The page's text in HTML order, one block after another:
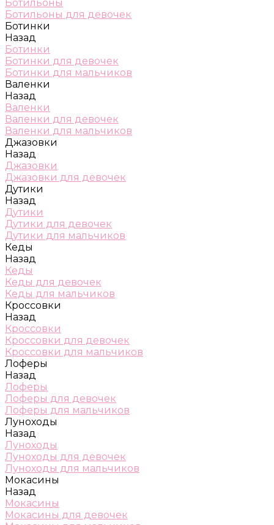
Ботильоны
Ботильоны для девочек
Ботинки
Назад
Ботинки
Ботинки для девочек
Ботинки для мальчиков
Валенки
Назад
Валенки
Валенки для девочек
Валенки для мальчиков
Джазовки
Назад
Джазовки
Джазовки для девочек
Дутики
Назад
Дутики
Дутики для девочек
Дутики для мальчиков
Кеды
Назад
Кеды
Кеды для девочек
Кеды для мальчиков
Кроссовки
Назад
Кроссовки
Кроссовки для девочек
Кроссовки для мальчиков
Лоферы
Назад
Лоферы
Лоферы для девочек
Лоферы для мальчиков
Луноходы
Назад
Луноходы
Луноходы для девочек
Луноходы для мальчиков
Мокасины
Назад
Мокасины
Мокасины для девочек